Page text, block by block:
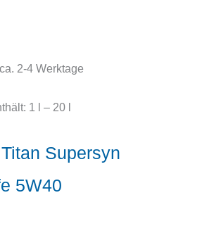
ca. 2-4 Werktage
1 – 20
Supersyn
5W40